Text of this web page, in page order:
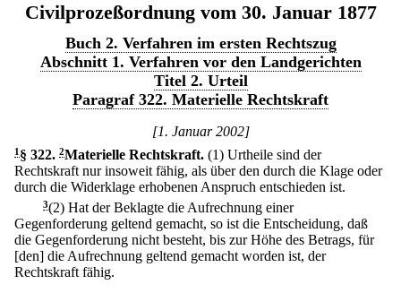
Civilprozeßordnung vom 30. Januar 1877
Buch 2. Verfahren im ersten Rechtszug
Abschnitt 1. Verfahren vor den Landgerichten
Titel 2. Urteil
Paragraf 322. Materielle Rechtskraft
[1. Januar 2002]
1 § 322. 2Materielle Rechtskraft. (1) Urtheile sind der
Rechtskraft nur insoweit fähig, als über den durch die Klage oder
durch die Widerklage erhobenen Anspruch entschieden ist.
3(2) Hat der Beklagte die Aufrechnung einer
Gegenforderung geltend gemacht, so ist die Entscheidung, daß
die Gegenforderung nicht besteht, bis zur Höhe des Betrags, für
[den] die Aufrechnung geltend gemacht worden ist, der
Rechtskraft fähig.